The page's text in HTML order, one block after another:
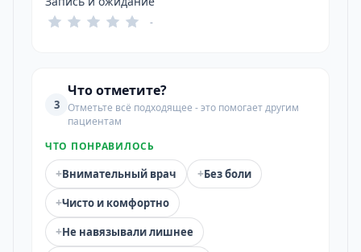
-
3
Что отметите?
Отметьте всё подходящее - это помогает другим
пациентам
ЧТО ПОНРАВИЛОСЬ
+Внимательный врач +Без боли
+Чисто и комфортно
+Не навязывали лишнее